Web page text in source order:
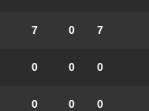
7
0
7
0
0
0
0
0
0